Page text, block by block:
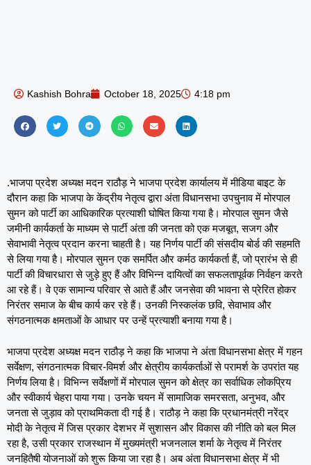
Kashish Bohra October 18, 2025 4:18 pm
.भाजपा प्रदेश अध्यक्ष मदन राठौड़ ने भाजपा प्रदेश कार्यालय में मीडिया ​बाइट के
दौरान कहा कि भाजपा के केंद्रीय नेतृत्व द्वारा अंता विधानसभा उपचुनाव में मोरपाल
सुमन को पार्टी का आधिकारिक प्रत्याशी घोषित किया गया है। मोरपाल सुमन जैसे
जमीनी कार्यकर्ता के माध्यम से पार्टी अंता की जनता को एक मजबूत, सजग और
सेवाभावी नेतृत्व प्रदान करना चाहती है। यह निर्णय पार्टी की संसदीय बोर्ड की सहमति
से लिया गया है। मोरपाल सुमन एक समर्पित और कर्मठ कार्यकर्ता हैं, जो प्रारंभ से ही
पार्टी की विचारधारा से जुड़े हुए हैं और विभिन्न दायित्वों का सफलतापूर्वक निर्वहन करते
आ रहे हैं। वे एक सामान्य परिवार से आते हैं और जनसेवा की भावना से प्रेरित होकर
निरंतर समाज के बीच कार्य कर रहे हैं। उनकी निस्कलंक छवि, सेवाभाव और
संगठनात्मक क्षमताओं के आधार पर उन्हें प्रत्याशी बनाया गया है।
भाजपा प्रदेश अध्यक्ष मदन राठौड़ ने कहा कि भाजपा ने अंता विधानसभा क्षेत्र में गहन
सर्वेक्षण, संगठनात्मक विचार-विमर्श और क्षेत्रीय कार्यकर्ताओं से परामर्श के उपरांत यह
निर्णय लिया है। विभिन्न सर्वेक्षणों में मोरपाल सुमन को क्षेत्र का सर्वाधिक लोकप्रिय
और स्वीकार्य चेहरा पाया गया। उनके चयन में सामाजिक समरसता, अनुभव, और
जनता से जुड़ाव को प्राथमिकता दी गई है। राठौड़ ने कहा कि प्रधानमंत्री नरेंद्र
मोदी के नेतृत्व में जिस प्रकार देशभर में सुशासन और विकास की नीति को बल मिल
रहा है, उसी प्रकार राजस्थान में मुख्यमंत्री भजनलाल शर्मा के नेतृत्व में निरंतर
जनहितैषी योजनाओं को शुरू किया जा रहा है। अब अंता विधानसभा क्षेत्र में भी